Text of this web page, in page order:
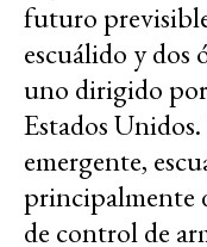
futuro
escuálido y dos
uno dirigido
Estados
emergente,
principalmente
de control de